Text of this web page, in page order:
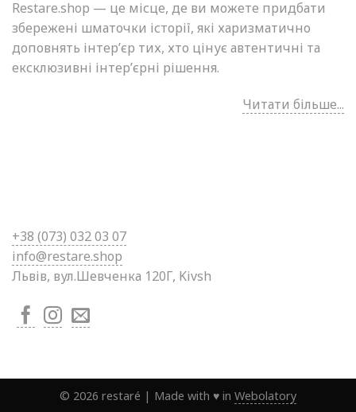
Restare.shop — це місце, де ви можете придбати
збережені шматочки історії, які харизматично
доповнять інтер’єр тих, хто цінує автентичні та
ексклюзивні інтер’єрні рішення.
Читати більше...
+38 (073) 032 03 07
info@restare.shop
Львів, вул.Шевченка 120Г, Kivsh
© 2026 restaré | Made with ♥ in Webolatory